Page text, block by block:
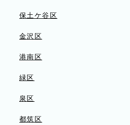
保土ケ谷区
金沢区
港南区
緑区
泉区
都筑区